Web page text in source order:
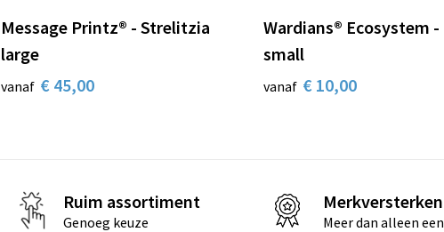
Message Printz® - Strelitzia
large
vanaf € 45,00
Wardians® Ecosystem
small
vanaf € 10,00
Ruim assortiment
Genoeg keuze Meer dan alleen